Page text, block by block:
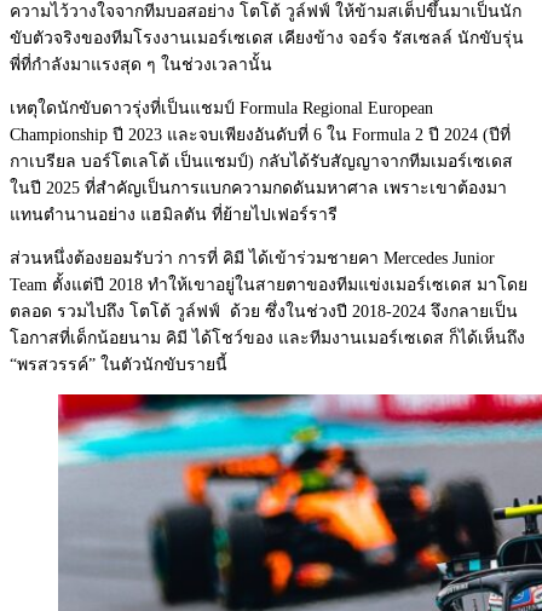
ความไว้วางใจจากทีมบอสอย่าง โตโต้ วูล์ฟฟ์ ให้ข้ามสเต็ปขึ้นมาเป็นนัก
ขับตัวจริงของทีมโรงงานเมอร์เซเดส เคียงข้าง จอร์จ รัสเซลล์ นักขับรุ่น
พี่ที่กำลังมาแรงสุด ๆ ในช่วงเวลานั้น
เหตุใดนักขับดาวรุ่งที่เป็ นแชมป์ Formula Regional European
Championship ปี 2023 และจบเพียงอันดับที่ 6 ใน Formula 2 ปี 2024 (ปีที่
กาเบรียล บอร์โตเลโต้ เป็นแชมป์) กลับได้รับสัญญาจากทีมเมอร์เซเดส
ในปี 2025 ที่สำคัญเป็นการแบกความกดดันมหาศาล เพราะเขาต้องมา
แทนตำนานอย่าง แฮมิลตัน ที่ย้ายไปเฟอร์รารี
ส่วนหนึ่งต้องยอมรับว่า การที่ คิมี ได้เข้าร่วมชายคา Mercedes Junior
Team ตั้งแต่ปี 2018 ทำให้เขาอยู่ในสายตาของทีมแข่งเมอร์เซเดส มาโดย
ตลอด รวมไปถึง โตโต้ วูล์ฟฟ์ ด้วย ซึ่งในช่วงปี 2018-2024 จึงกลายเป็น
โอกาสที่เด็กน้อยนาม คิมี ได้โชว์ของ และทีมงานเมอร์เซเดส ก็ได้เห็นถึง
“พรสวรรค์” ในตัวนักขับรายนี้